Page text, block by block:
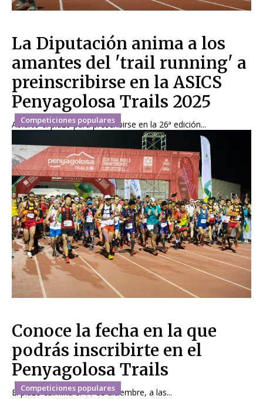
Competiciones populares
La Diputación anima a los
amantes del 'trail running' a
preinscribirse en la ASICS
Penyagolosa Trails 2025
Abierto el plazo para prescribirse en la 26ª edición...
Competiciones populares
Conoce la fecha en la que
podrás inscribirte en el
Penyagolosa Trails
El plazo culmina el 11 de diciembre, a las...